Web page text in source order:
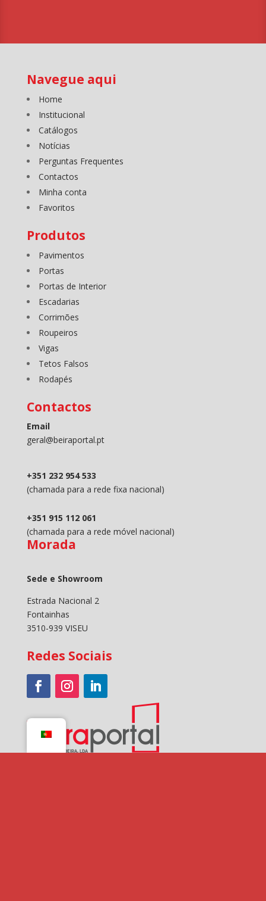
Navegue aqui
Home
Institucional
Catálogos
Notícias
Perguntas Frequentes
Contactos
Minha conta
Favoritos
Produtos
Pavimentos
Portas
Portas de Interior
Escadarias
Corrimões
Roupeiros
Vigas
Tetos Falsos
Rodapés
Contactos
Email
geral@beiraportal.pt
+351 232 954 533
(chamada para a rede fixa nacional)
+351 915 112 061
(chamada para a rede móvel nacional)
Morada
Sede e Showroom
Estrada Nacional 2
Fontainhas
3510-939 VISEU
Redes Sociais